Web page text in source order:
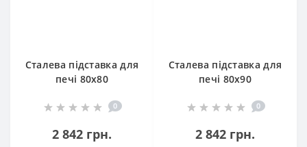
Сталева підставка для
печі 80х80
0
2 842 грн.
Сталева підставка для
печі 80х90
0
2 842 грн.